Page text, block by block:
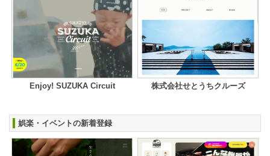
Enjoy! SUZUKA Circuit 株式会社せとうちクルーズ
娯楽・イベントの新着登録